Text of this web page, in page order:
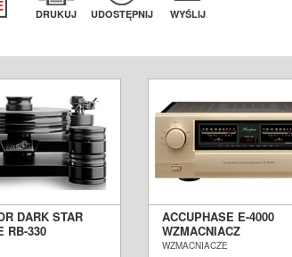
DRUKUJ UDOSTĘPNIJ WYŚLIJ
DARK STAR
RB-330
ACCUPHASE E-4000
WZMACNIACZ
ZINTEGROWANY SALON
WZMACNIACZE